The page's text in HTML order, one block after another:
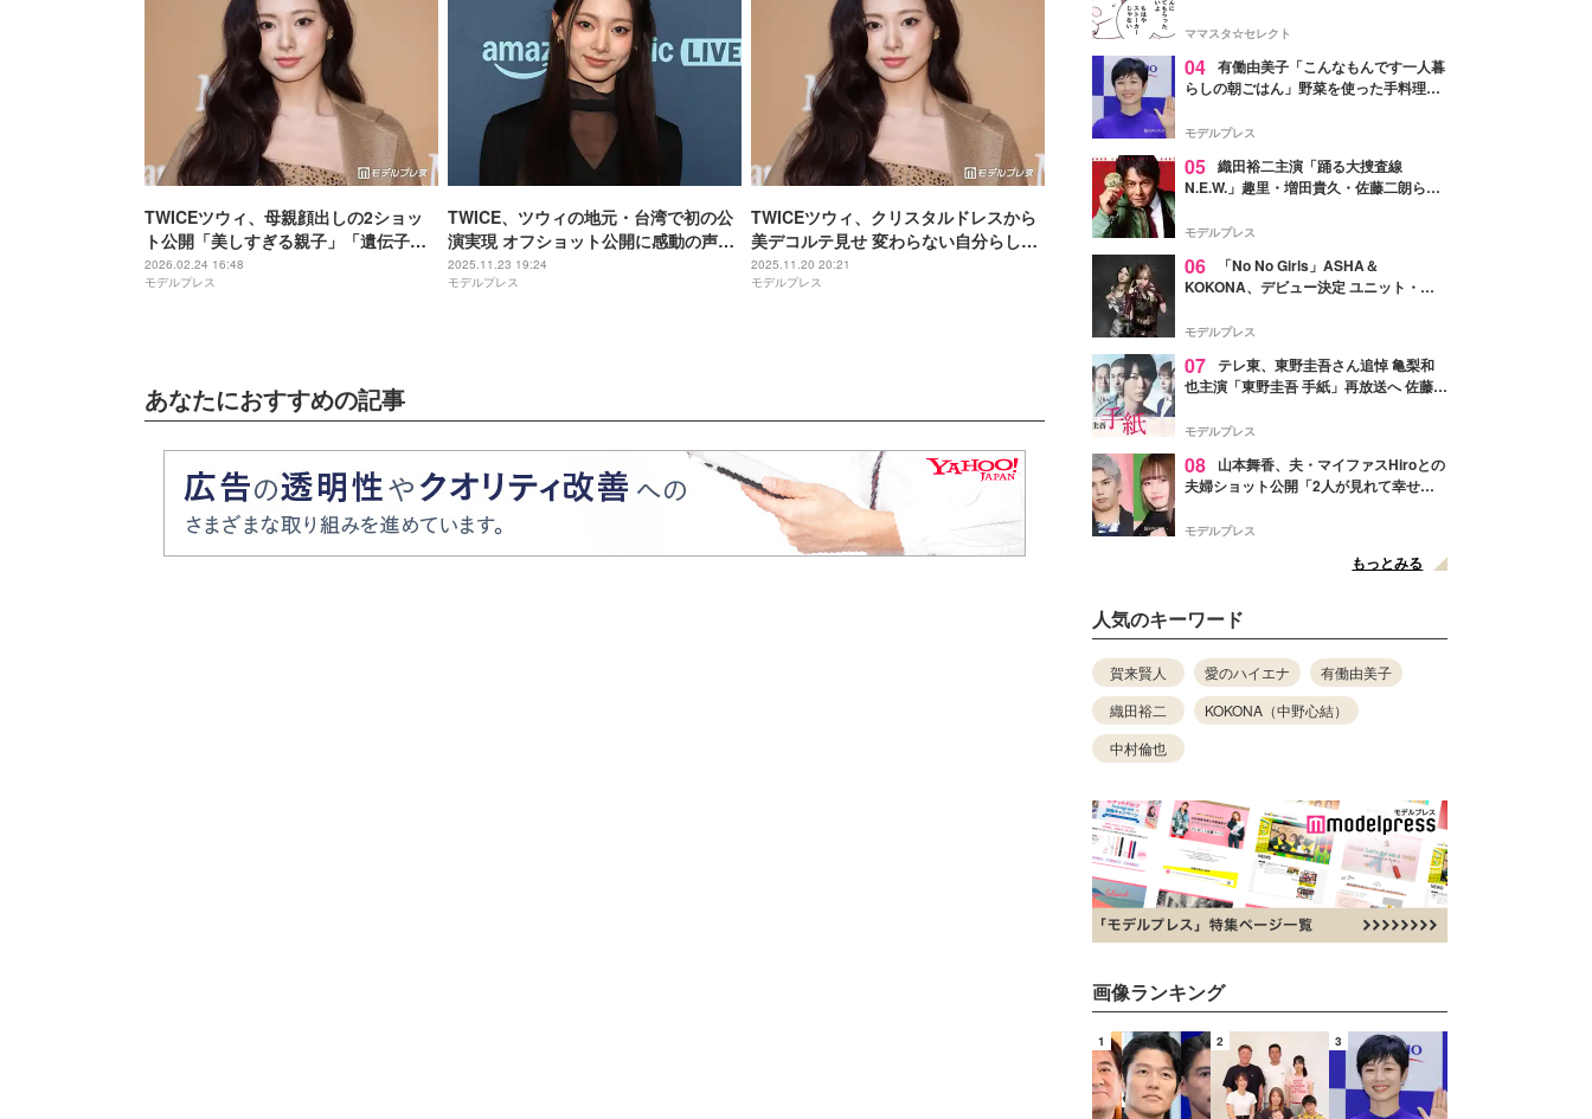
TWICEツウィ、母親顔出しの2ショッ
ト公開「美しすぎる親子」「遺伝子最
強」の声
2026.02.24 16:48
モデルプレス
TWICE、ツウィの地元・台湾で初の公
演実現 オフショット公開に感動の声
「夢が叶ってよかった」「涙止まらな
い」
2025.11.23 19:24
モデルプレス
TWICEツウィ、クリスタルドレスから
美デコルテ見せ 変わらない自分らしさ
は「揺るぎない自信」【マックスマー
ラ“THE CAMEL, timeless”】
2025.11.20 20:21
モデルプレス
あなたにおすすめの記事
ママスタ☆セレクト
04 有働由美子「こんなもんです一人暮
らしの朝ごはん」野菜を使った手料理公
そう」と反響
モデルプレス
05 織田裕二主演「踊る大捜査線
N.E.W.」趣里・増田貴久・佐藤二朗ら新
徴する“謎のキーワード”も
モデルプレス
06
「No No Girls」ASHA＆
KOKONA、デビュー決定 ユニット・
リリースへ
モデルプレス
07 テレ東、東野圭吾さん追悼 亀梨和
也主演「東野圭吾 手紙」再放送へ 佐藤隆
モデルプレス
08
山本舞香、夫・マイファスHiroとの
夫婦ショット公開「2人が見れて幸せ」
モデルプレス
もっとみる
人気のキーワード
賀来賢人 愛のハイエナ
有働由美子
織田裕二
KOKONA（中野心結）
中村倫也
画像ランキング
1 2 3